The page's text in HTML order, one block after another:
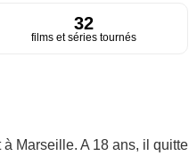
32
films et séries tournés
Marseille. A 18 ans, il quitte